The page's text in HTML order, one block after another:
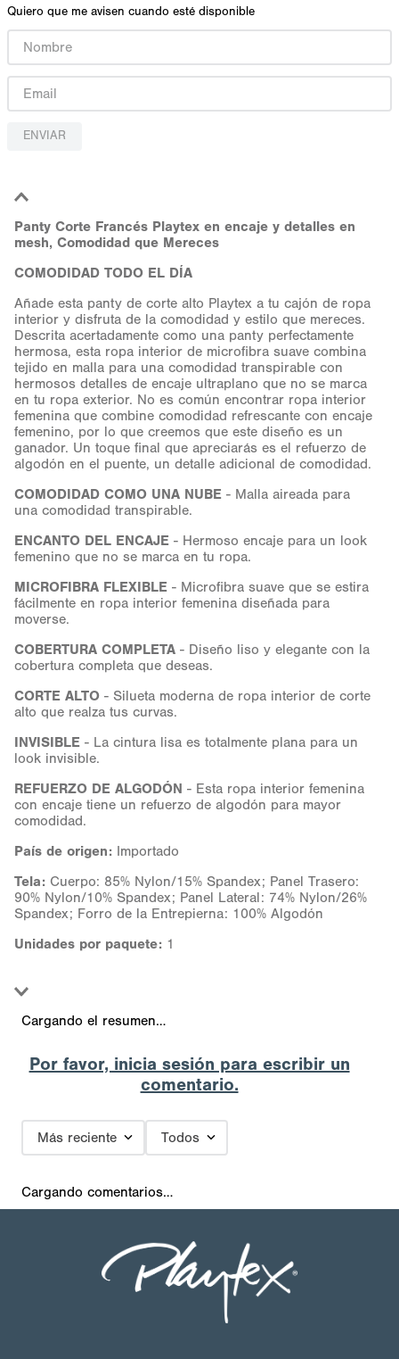
Quiero que me avisen cuando esté disponible
ENVIAR
Panty Corte Francés Playtex en encaje y detalles en
mesh, Comodidad que Mereces
COMODIDAD TODO EL DÍA
Añade esta panty de corte alto Playtex a tu cajón de ropa
interior y disfruta de la comodidad y estilo que mereces.
Descrita acertadamente como una panty perfectamente
hermosa, esta ropa interior de microfibra suave combina
tejido en malla para una comodidad transpirable con
hermosos detalles de encaje ultraplano que no se marca
en tu ropa exterior. No es común encontrar ropa interior
femenina que combine comodidad refrescante con encaje
femenino, por lo que creemos que este diseño es un
ganador. Un toque final que apreciarás es el refuerzo de
algodón en el puente, un detalle adicional de comodidad.
COMODIDAD COMO UNA NUBE - Malla aireada para
una comodidad transpirable.
ENCANTO DEL ENCAJE - Hermoso encaje para un look
femenino que no se marca en tu ropa.
MICROFIBRA FLEXIBLE - Microfibra suave que se estira
fácilmente en ropa interior femenina diseñada para
moverse.
COBERTURA COMPLETA - Diseño liso y elegante con la
cobertura completa que deseas.
CORTE ALTO - Silueta moderna de ropa interior de corte
alto que realza tus curvas.
INVISIBLE - La cintura lisa es totalmente plana para un
look invisible.
REFUERZO DE ALGODÓN - Esta ropa interior femenina
con encaje tiene un refuerzo de algodón para mayor
comodidad.
País de origen: Importado
Tela: Cuerpo: 85% Nylon/15% Spandex; Panel Trasero:
90% Nylon/10% Spandex; Panel Lateral: 74% Nylon/26%
Spandex; Forro de la Entrepierna: 100% Algodón
Unidades por paquete: 1
Cargando el resumen…
Por favor, inicia sesión para escribir un
comentario.
Más reciente Todos
Cargando comentarios…